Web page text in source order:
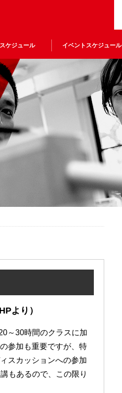
ケジュール イベントスケジュール
より）
～30時間のクラスに加
参加も重要ですが、特
スカッションへの参加
もあるので、この限り